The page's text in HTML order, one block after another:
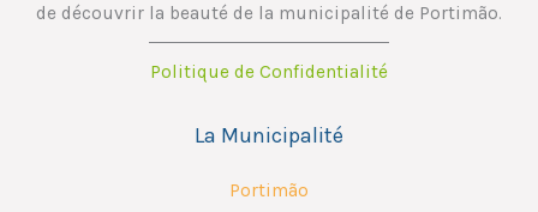
de découvrir la beauté de la municipalité de Portimão.
Politique de Confidentialité
La Municipalité
Portimão